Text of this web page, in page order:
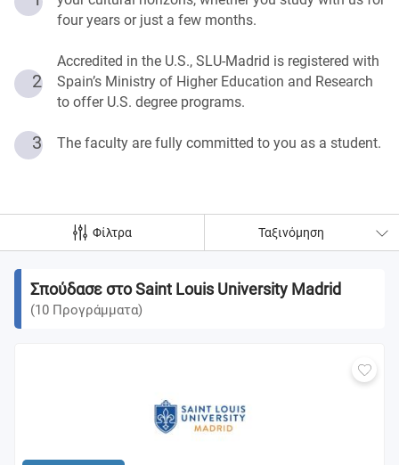
four years or just a few months.
2
Accredited in the U.S., SLU-Madrid is registered with
Spain’s Ministry of Higher Education and Research
to offer U.S. degree programs.
3 The faculty are fully committed to you as a student.
Φίλτρα Ταξινόμηση
Σπούδασε στο Saint Louis University Madrid
(10 Προγράμματα)